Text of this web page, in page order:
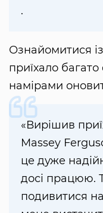
.
Ознайомитися
приїхало
намірами
«Вирішив
Massey
це дуже
досі працюю.
подивитися